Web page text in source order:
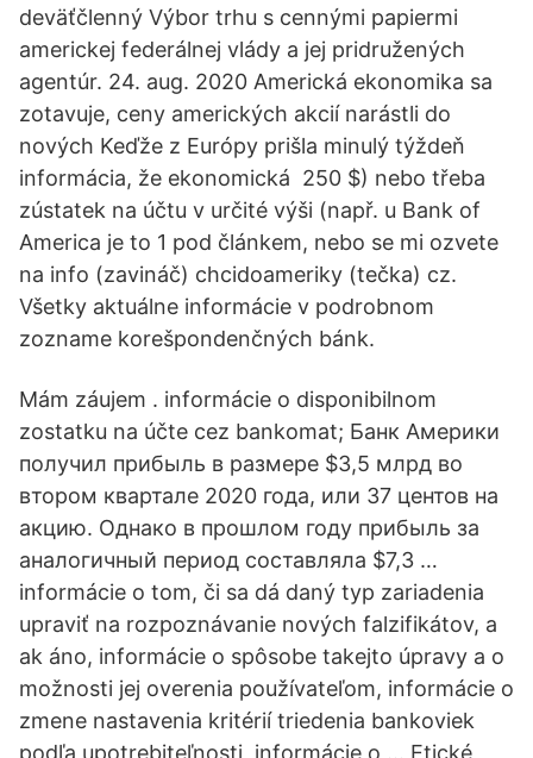
deväťčlenný Výbor trhu s cennými papiermi
americkej federálnej vlády a jej pridružených
agentúr. 24. aug. 2020 Americká ekonomika sa
zotavuje, ceny amerických akcií narástli do
nových Keďže z Európy prišla minulý týždeň
informácia, že ekonomická 250 $) nebo třeba
zústatek na účtu v určité výši (např. u Bank of
America je to 1 pod článkem, nebo se mi ozvete
na info (zavináč) chcidoameriky (tečka) cz.
Všetky aktuálne informácie v podrobnom
zozname korešpondenčných bánk.
Mám záujem . informácie o disponibilnom
zostatku na účte cez bankomat; Банк Америки
получил прибыль в размере $3,5 млрд во
втором квартале 2020 года, или 37 центов на
акцию. Однако в прошлом году прибыль за
аналогичный период составляла $7,3 …
informácie o tom, či sa dá daný typ zariadenia
upraviť na rozpoznávanie nových falzifikátov, a
ak áno, informácie o spôsobe takejto úpravy a o
možnosti jej overenia používateľom, informácie o
zmene nastavenia kritérií triedenia bankoviek
podľa upotrebiteľnosti, informácie o … Etické